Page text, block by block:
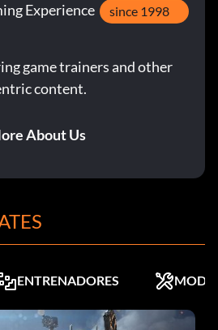
Experience since 1998
game trainers and other
content.
About Us
ENTRENADORES MODS